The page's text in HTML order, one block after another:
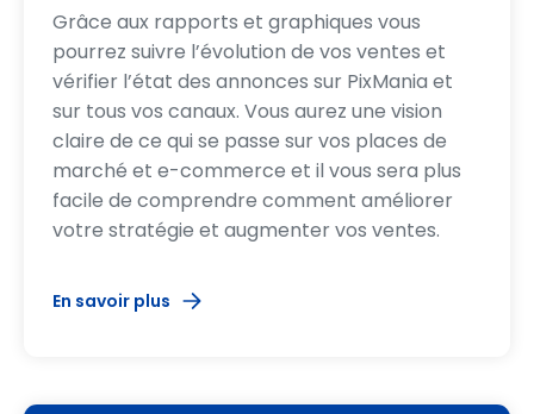
Grâce aux rapports et graphiques vous
pourrez suivre l’évolution de vos ventes et
vérifier l’état des annonces sur PixMania et
sur tous vos canaux. Vous aurez une vision
claire de ce qui se passe sur vos places de
marché et e-commerce et il vous sera plus
facile de comprendre comment améliorer
votre stratégie et augmenter vos ventes.
En savoir plus